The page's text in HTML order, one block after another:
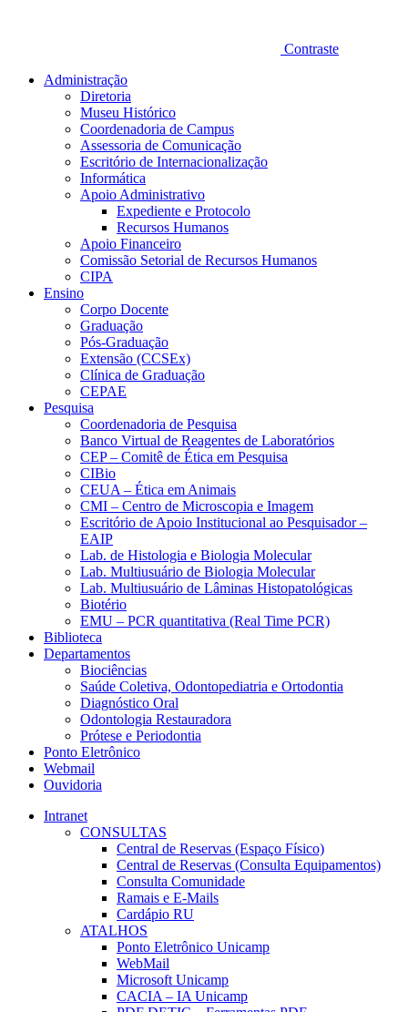
Contraste
Administração
Diretoria
Museu Histórico
Coordenadoria de Campus
Assessoria de Comunicação
Escritório de Internacionalização
Informática
Apoio Administrativo
Expediente e Protocolo
Recursos Humanos
Apoio Financeiro
Comissão Setorial de Recursos Humanos
CIPA
Ensino
Corpo Docente
Graduação
Pós-Graduação
Extensão (CCSEx)
Clínica de Graduação
CEPAE
Pesquisa
Coordenadoria de Pesquisa
Banco Virtual de Reagentes de Laboratórios
CEP – Comitê de Ética em Pesquisa
CIBio
CEUA – Ética em Animais
CMI – Centro de Microscopia e Imagem
Escritório de Apoio Institucional ao Pesquisador –
EAIP
Lab. de Histologia e Biologia Molecular
Lab. Multiusuário de Biologia Molecular
Lab. Multiusuário de Lâminas Histopatológicas
Biotério
EMU – PCR quantitativa (Real Time PCR)
Biblioteca
Departamentos
Biociências
Saúde Coletiva, Odontopediatria e Ortodontia
Diagnóstico Oral
Odontologia Restauradora
Prótese e Periodontia
Ponto Eletrônico
Webmail
Ouvidoria
Intranet
CONSULTAS
Central de Reservas (Espaço Físico)
Central de Reservas (Consulta Equipamentos)
Consulta Comunidade
Ramais e E-Mails
Cardápio RU
ATALHOS
Ponto Eletrônico Unicamp
WebMail
Microsoft Unicamp
CACIA – IA Unicamp